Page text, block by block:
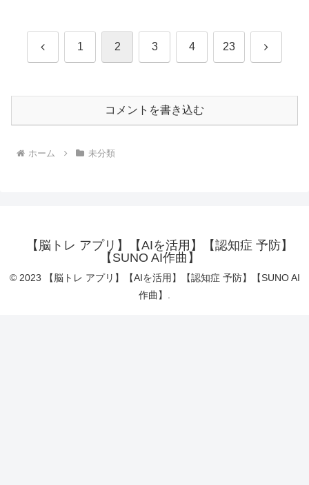
前 1 2 3 4 23 次
コメントを書き込む
ホーム 未分類
【脳トレ アプリ】【AIを活用】【認知症 予防】
【SUNO AI作曲】
© 2023 【脳トレ アプリ】【AIを活用】【認知症 予防】【SUNO AI
作曲】.